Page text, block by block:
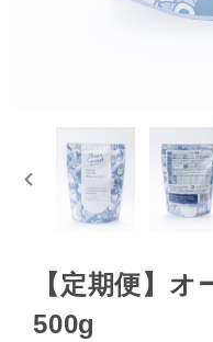
【定期便】
500g